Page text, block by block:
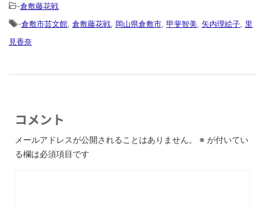
-倉敷藤花戦
-倉敷市芸文館, 倉敷藤花戦, 岡山県倉敷市, 甲斐智美, 矢内理絵子, 里
見香奈
コメント
メールアドレスが公開されることはありません。 ※ が付いてい
る欄は必須項目です